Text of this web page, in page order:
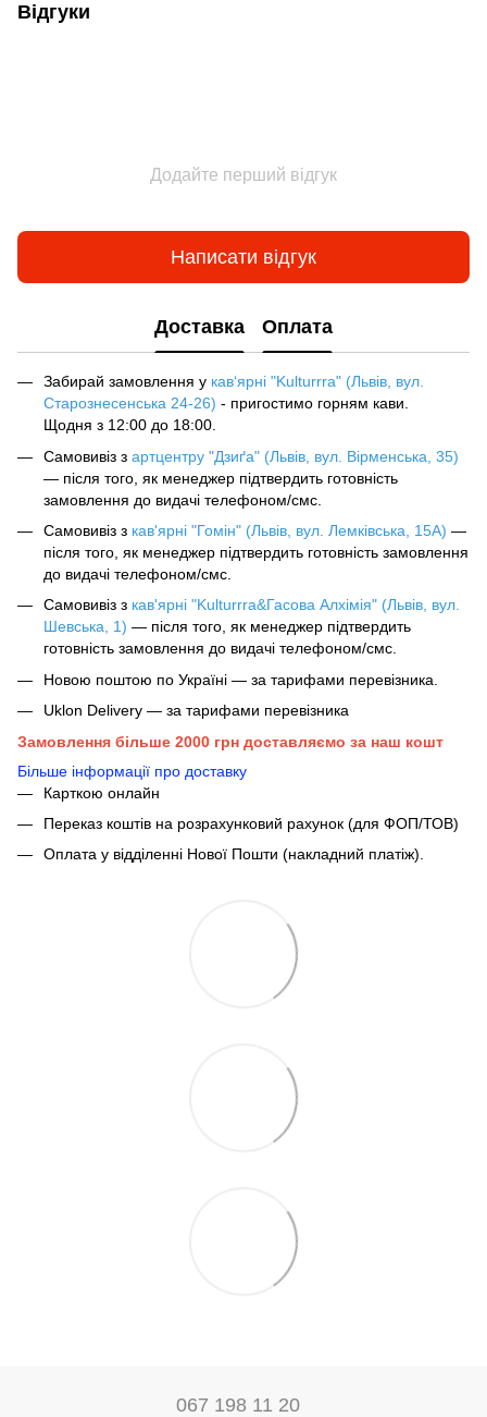
Відгуки
Додайте перший відгук
Написати відгук
Доставка Оплата
Забирай замовлення у кав‘ярні "Kulturrra" (Львів, вул.
Старознесенська 24-26) - пригостимо горням кави.
Щодня з 12:00 до 18:00.
Самовивіз з артцентру "Дзиґа" (Львів, вул. Вірменська, 35)
— після того, як менеджер підтвердить готовність
замовлення до видачі телефоном/смс.
Самовивіз з кав'ярні "Гомін" (Львів, вул. Лемківська, 15А) —
після того, як менеджер підтвердить готовність замовлення
до видачі телефоном/смс.
Самовивіз з кав'ярні "Kulturrra&Гасова Алхімія" (Львів, вул.
Шевська, 1) — після того, як менеджер підтвердить
готовність замовлення до видачі телефоном/смс.
Новою поштою по Україні — за тарифами перевізника.
Uklon Delivery — за тарифами перевізника
Замовлення більше 2000 грн доставляємо за наш кошт
Більше інформації про доставку
Карткою онлайн
Переказ коштів на розрахунковий рахунок (для ФОП/ТОВ)
Оплата у відділенні Нової Пошти (накладний платіж).
067 198 11 20